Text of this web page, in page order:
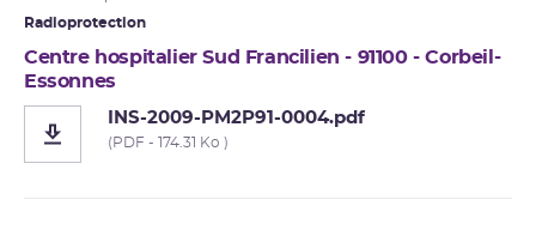
Radioprotection
Centre hospitalier Sud Francilien - 91100 - Corbeil-
Essonnes
INS-2009-PM2P91-0004.pdf
(PDF - 174.31 Ko )